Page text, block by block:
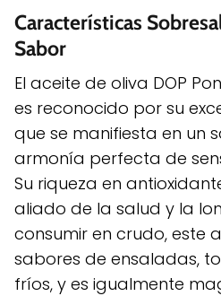
Características
Sabor
El aceite de oliva DOP
es reconocido por su
que se manifiesta en un
armonía perfecta de
Su riqueza en
aliado de la salud y la
consumir en crudo, este
sabores de ensaladas,
fríos, y es igualmente